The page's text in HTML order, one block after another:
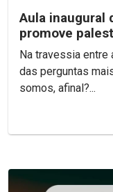
Aula inaugural
promove
Na travessia entre
das perguntas
somos, afinal?...